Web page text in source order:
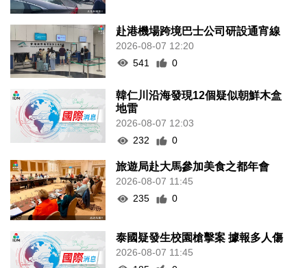
赴港機場跨境巴士公司研設通宵線
2026-08-07 12:20
541
0
韓仁川沿海發現12個疑似朝鮮木盒
地雷
2026-08-07 12:03
232
0
旅遊局赴大馬參加美食之都年會
2026-08-07 11:45
235
0
泰國疑發生校園槍擊案 據報多人傷
2026-08-07 11:45